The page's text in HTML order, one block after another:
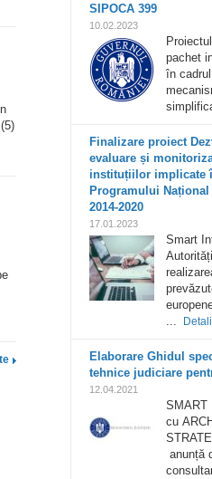
SIPOCA 399
10.02.2023
pachet
în
Finalizare proiect
evaluare și
instituțiilor implicate
Programului
2014-2020
17.01.2023
Smart
...
Elaborare Ghidul
tehnice judiciare
12.04.2021
SMART
cu
anunță